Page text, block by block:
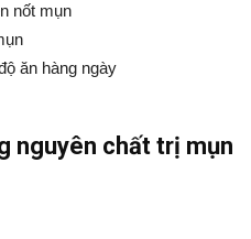
nốt mụn
ăn hàng ngày
nguyên chất trị mụn